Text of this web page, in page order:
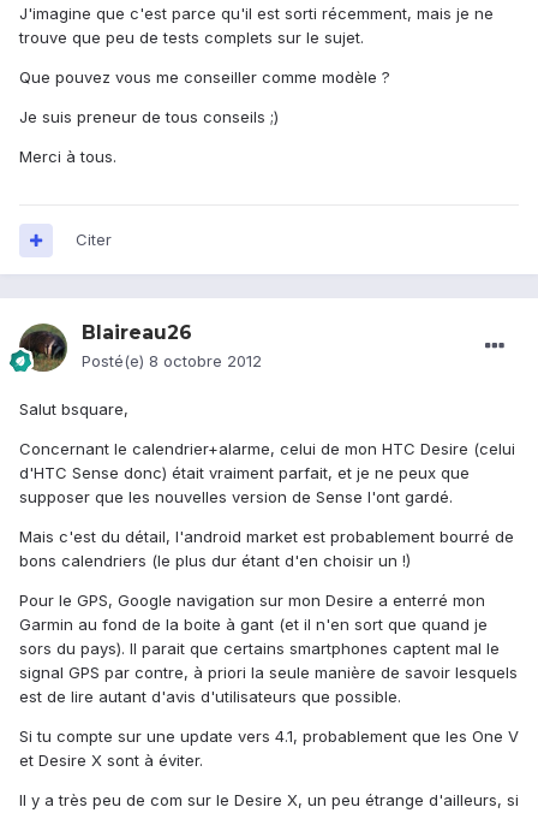
J'imagine que c'est parce qu'il est sorti récemment, mais je ne
trouve que peu de tests complets sur le sujet.
Que pouvez vous me conseiller comme modèle ?
Je suis preneur de tous conseils ;)
Merci à tous.
Citer
Blaireau26
Posté(e) 8 octobre 2012
Salut bsquare,
Concernant le calendrier+alarme, celui de mon HTC Desire (celui
d'HTC Sense donc) était vraiment parfait, et je ne peux que
supposer que les nouvelles version de Sense l'ont gardé.
Mais c'est du détail, l'android market est probablement bourré de
bons calendriers (le plus dur étant d'en choisir un !)
Pour le GPS, Google navigation sur mon Desire a enterré mon
Garmin au fond de la boite à gant (et il n'en sort que quand je
sors du pays). Il parait que certains smartphones captent mal le
signal GPS par contre, à priori la seule manière de savoir lesquels
est de lire autant d'avis d'utilisateurs que possible.
Si tu compte sur une update vers 4.1, probablement que les One V
et Desire X sont à éviter.
Il y a très peu de com sur le Desire X, un peu étrange d'ailleurs, si